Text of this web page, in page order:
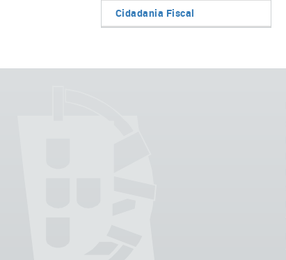
Cidadania Fiscal